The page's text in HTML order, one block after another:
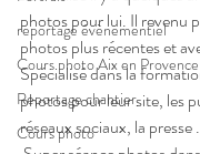
reportage évènementiel
Cours photo Aix en Provence
Reportage chantier
Cours photo
photos pour lui. Il revenu
photos plus récentes et
Spécialisé dans la
photos pour leur site, les
réseaux sociaux, la presse